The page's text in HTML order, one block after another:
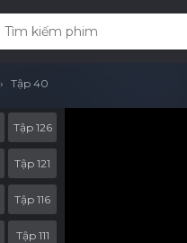
Tập 40
Tập 126
Tập 121
Tập 116
Tập 111